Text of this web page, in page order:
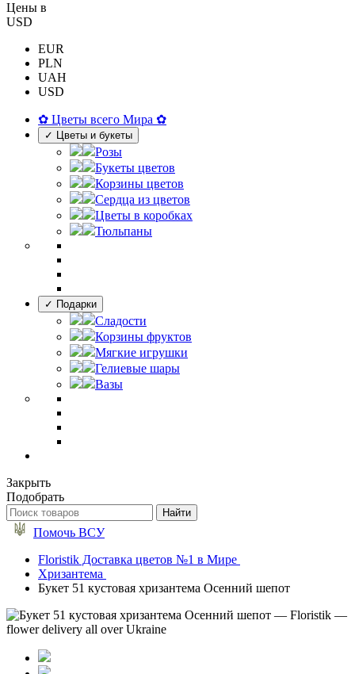
Цены в
USD
EUR
PLN
UAH
USD
✿ Цветы всего Мира ✿
✓ Цветы и букеты
Розы
Букеты цветов
Корзины цветов
Сердца из цветов
Цветы в коробках
Тюльпаны
✓ Подарки
Сладости
Корзины фруктов
Мягкие игрушки
Гелиевые шары
Вазы
Закрыть
Подобрать
Помочь ВСУ
Floristik Доставка цветов №1 в Мире
Хризантема
Букет 51 кустовая хризантема Осенний шепот